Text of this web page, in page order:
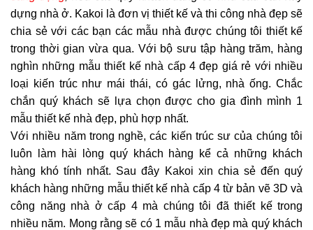
dựng nhà ở. Kakoi là đơn vị thiết kế và thi công nhà đẹp sẽ
chia sẻ với các bạn các mẫu nhà được chúng tôi thiết kế
trong thời gian vừa qua. Với bộ sưu tập hàng trăm, hàng
nghìn những mẫu thiết kế nhà cấp 4 đẹp giá rẻ với nhiều
loại kiến trúc như mái thái, có gác lửng, nhà ống. Chắc
chắn quý khách sẽ lựa chọn được cho gia đình mình 1
mẫu thiết kế nhà đẹp, phù hợp nhất.
Với nhiều năm trong nghề, các kiến trúc sư của chúng tôi
luôn làm hài lòng quý khách hàng kể cả những khách
hàng khó tính nhất. Sau đây Kakoi xin chia sẻ đến quý
khách hàng những mẫu thiết kế nhà cấp 4 từ bản vẽ 3D và
công năng nhà ở cấp 4 mà chúng tôi đã thiết kế trong
nhiều năm. Mong rằng sẽ có 1 mẫu nhà đẹp mà quý khách